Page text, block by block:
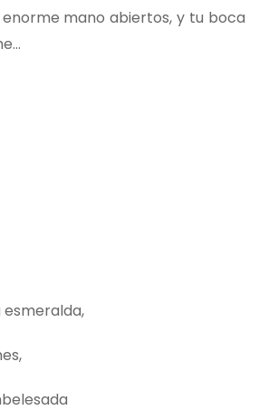
mano abiertos, y tu boca
esmeralda,